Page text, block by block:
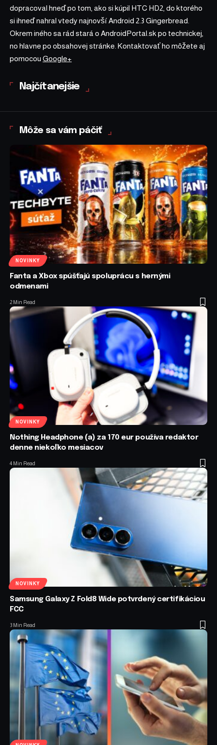
dopracoval hneď po tom, ako si kúpil HTC HD2, do ktorého
si ihneď nahral vtedy najnovší Android 2.3 Gingerbread.
Okrem iného sa rád stará o AndroidPortal.sk po technickej,
no hlavne po obsahovej stránke. Kontaktovať ho môžete aj
pomocou Google+
Najčítanejšie
Môže sa vám páčiť
NOVINKY
Fanta a Xbox spúšťajú spoluprácu s hernými
odmenami
2 Min Read
NOVINKY
Nothing Headphone (a) za 170 eur používa redaktor
denne niekoľko mesiacov
4 Min Read
NOVINKY
Samsung Galaxy Z Fold8 Wide potvrdený certifikáciou
FCC
3 Min Read